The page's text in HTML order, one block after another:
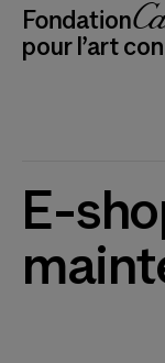
pour l’art
E-